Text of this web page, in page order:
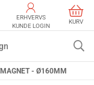
ERHVERVS
KUNDE LOGIN
KURV
- Ø160MM